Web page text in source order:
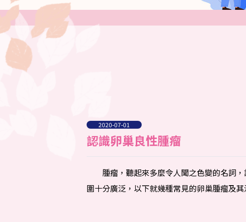
2020-07-01
認識卵巢良性腫瘤
腫瘤，聽起來多麼令人聞之色變的名詞，
圍十分廣泛，以下就幾種常見的卵巢腫瘤及